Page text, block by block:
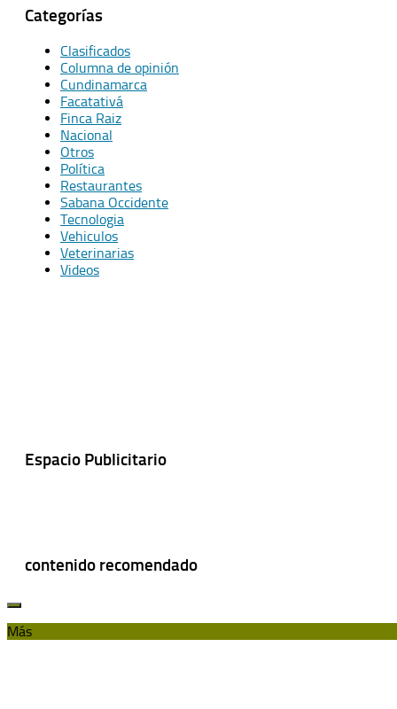
Categorías
Clasificados
Columna de opinión
Cundinamarca
Facatativá
Finca Raiz
Nacional
Otros
Política
Restaurantes
Sabana Occidente
Tecnologia
Vehiculos
Veterinarias
Videos
Espacio Publicitario
contenido recomendado
Más